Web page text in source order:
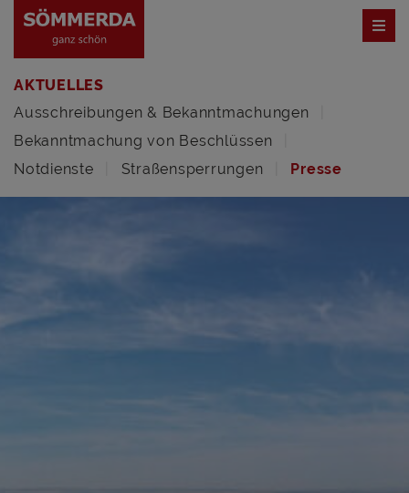
AKTUELLES
Ausschreibungen & Bekanntmachungen
Bekanntmachung von Beschlüssen
Notdienste
Straßensperrungen Presse